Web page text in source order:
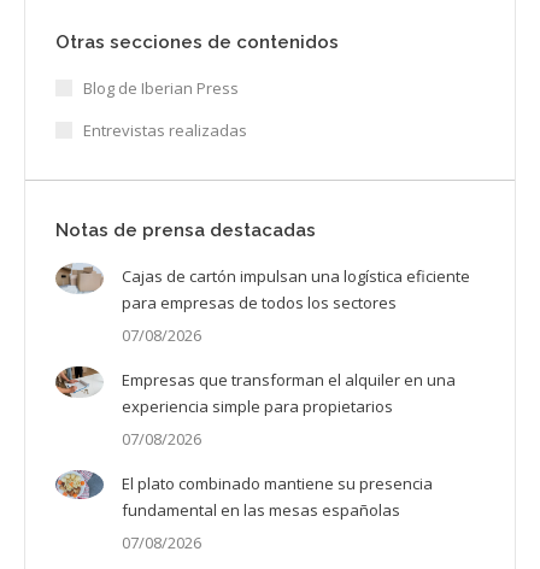
Otras secciones de contenidos
Blog de Iberian Press
Entrevistas realizadas
Notas de prensa destacadas
Cajas de cartón impulsan una logística eficiente
para empresas de todos los sectores
07/08/2026
Empresas que transforman el alquiler en una
experiencia simple para propietarios
07/08/2026
El plato combinado mantiene su presencia
fundamental en las mesas españolas
07/08/2026